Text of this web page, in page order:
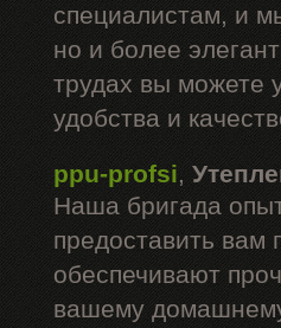
специалистам, и
но и более
трудах вы можете
удобства и
ppu-profsi,
Наша бригада
предоставить вам
обеспечивают
вашему